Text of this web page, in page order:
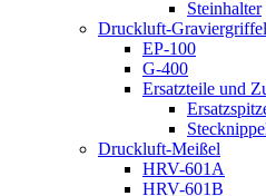
Steinhalter
Druckluft-Graviergriffel
EP-100
G-400
Ersatzteile und
Druckluft-Meißel
HRV-601A
HRV-601B